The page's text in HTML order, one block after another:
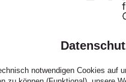
notwendigen Cookies auf